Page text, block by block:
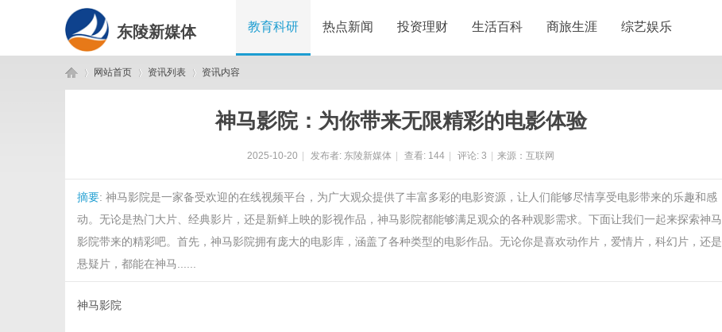
东陵新媒体 教育科研 热点新闻 投资理财 生活百科 商旅生涯 综艺娱乐
网站首页 资讯列表 资讯内容
神马影院：为你带来无限精彩的电影体验
2025-10-20 发布者: 东陵新媒体 查看: 144 评论: 3 来源：互联网
摘要: 神马影院是一家备受欢迎的在线视频平台，为广大观众提供了丰富多彩的电影资源，让人们能够尽情享受电影带来的乐趣和感
动。无论是热门大片、经典影片，还是新鲜上映的影视作品，神马影院都能够满足观众的各种观影需求。下面让我们一起来探索神马
影院带来的精彩吧。首先，神马影院拥有庞大的电影库，涵盖了各种类型的电影作品。无论你是喜欢动作片，爱情片，科幻片，还是
悬疑片，都能在神马......
神马影院